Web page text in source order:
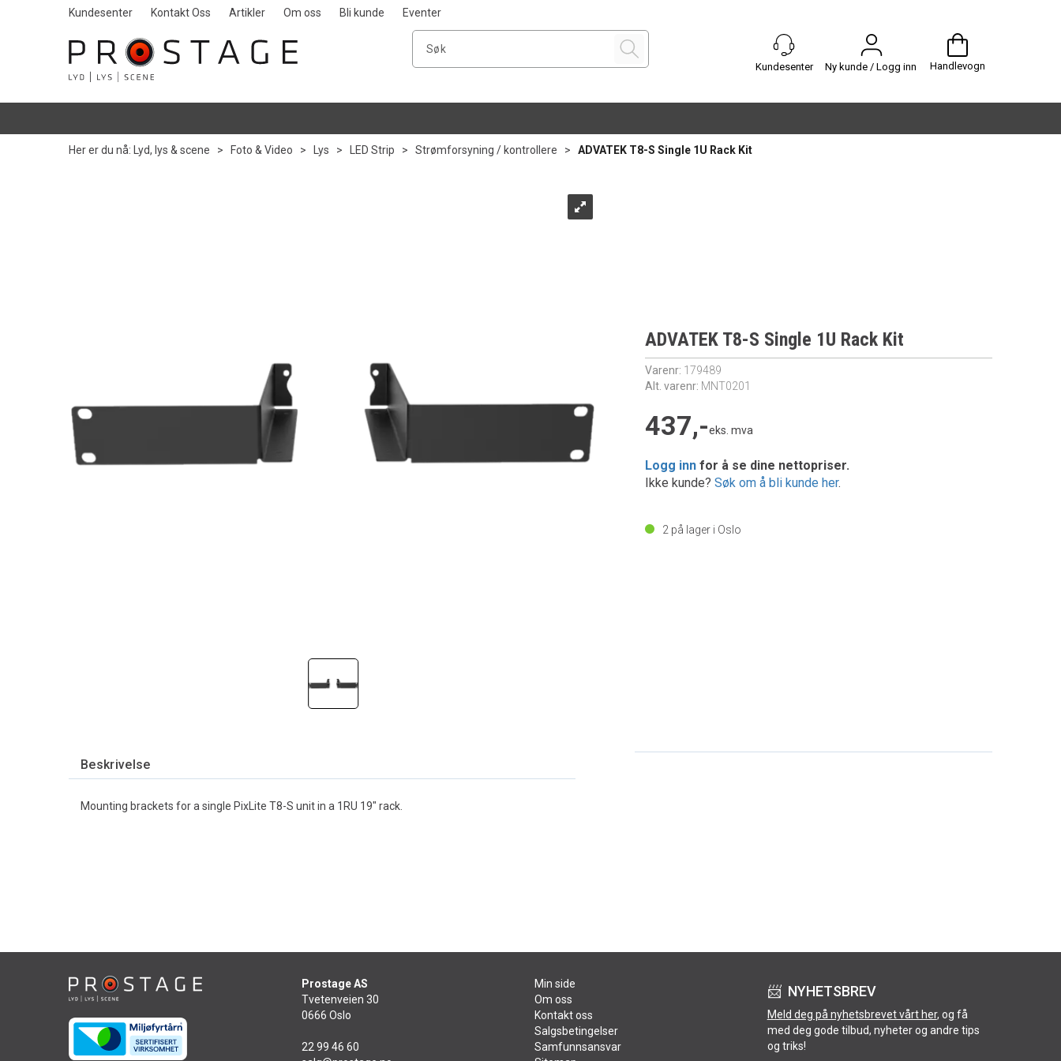
Kundesenter Kontakt Oss Artikler Om oss Bli kunde Eventer
Ny kunde / Logg inn Handlevogn
Her er du nå: Lyd, lys & scene > Foto & Video > Lys > LED Strip > Strømforsyning / kontrollere > ADVATEK T8-S Single 1U Rack Kit
ADVATEK T8-S Single 1U Rack Kit
Varenr: 179489
Alt. varenr: MNT0201
437,-eks. mva
Logg inn for å se dine nettopriser.
Ikke kunde?Søk om å bli kunde her.
2 på lager i Oslo
Beskrivelse
Mounting brackets for a single PixLite T8-S unit in a 1RU 19" rack.
Prostage AS
Tvetenveien 30
0666 Oslo
22 99 46 60
Min side
Om oss
Kontakt oss
Salgsbetingelser
Samfunnsansvar
📨 NYHETSBREV
Meld deg på nyhetsbrevet vårt her, og få
med deg gode tilbud, nyheter og andre tips
og triks!